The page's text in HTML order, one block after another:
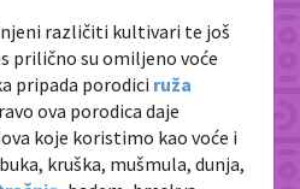
njeni različiti kultivari te još
prilično su omiljeno voće
pripada porodici ruža
ova porodica daje
koje koristimo kao voće i
kruška, mušmula, dunja,